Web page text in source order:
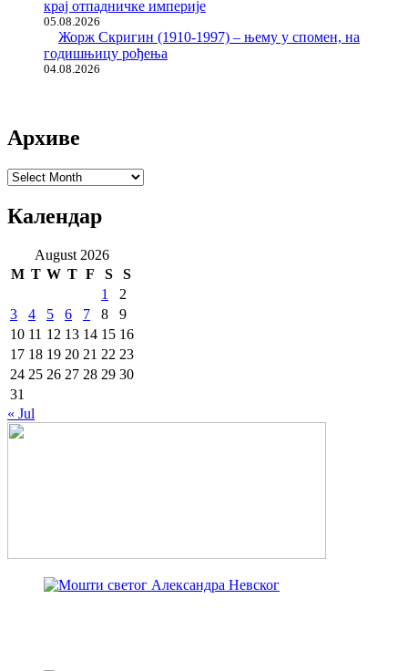
крај отпадничке империје
05.08.2026
Жорж Скригин (1910-1997) – њему у спомен, на
годишњицу рођења
04.08.2026
Архиве
Архиве
Календар
August 2026
M T W T F S
S
1
2
3
4 5 6 7 8
9
10 11 12 13 14 15 16
17 18 19 20 21 22 23
24 25 26 27 28 29 30
31
« Jul